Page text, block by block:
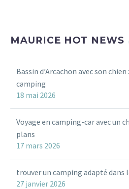
MAURICE HOT NEWS
Bassin d’Arcachon avec son
camping
18 mai 2026
Voyage en camping-car avec un
plans
17 mars 2026
trouver un camping adapté dans
27 janvier 2026